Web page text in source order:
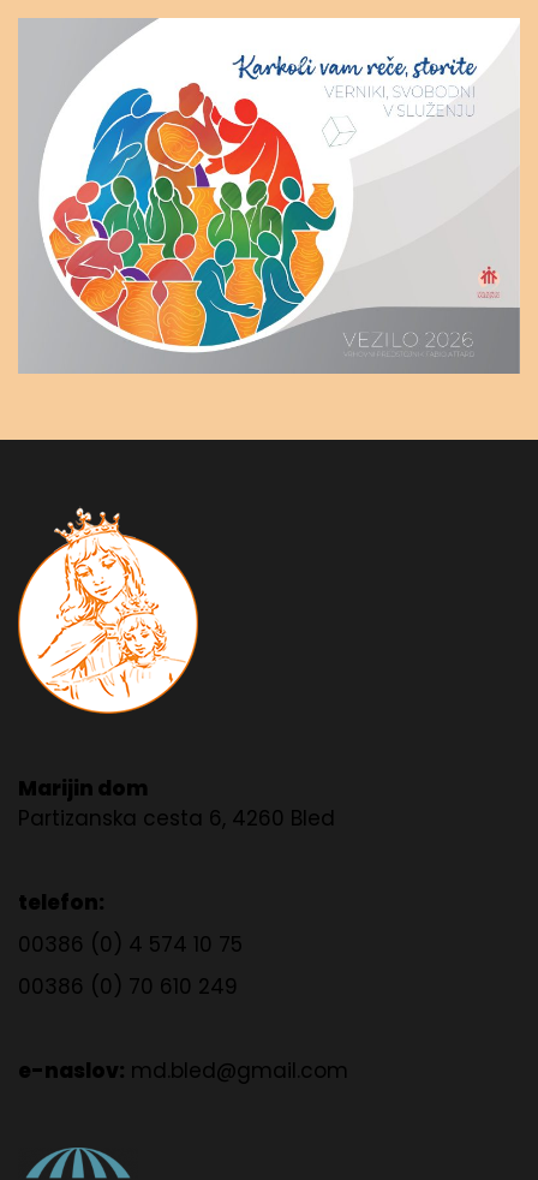
Marijin dom
Partizanska cesta 6, 4260 Bled
telefon:
00386 (0) 4 574 10 75
00386 (0) 70 610 249
e-naslov: md.bled@gmail.com